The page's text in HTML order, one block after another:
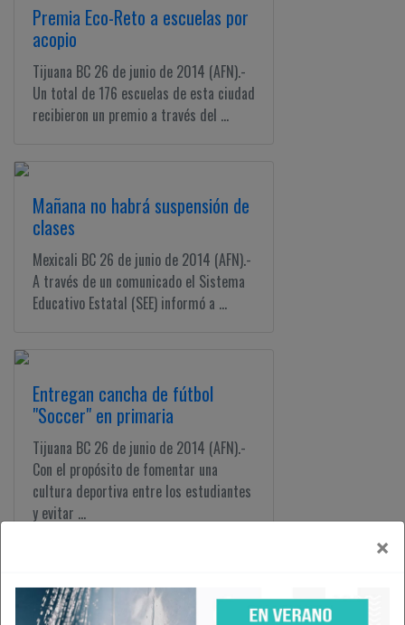
×
Premia Eco-Reto a escuelas por
acopio
Tijuana BC 26 de junio de 2014 (AFN).-
Un total de 176 escuelas de esta ciudad
recibieron un premio a través del ...
Mañana no habrá suspensión de
clases
Mexicali BC 26 de junio de 2014 (AFN).-
A través de un comunicado el Sistema
Educativo Estatal (SEE) informó a ...
Entregan cancha de fútbol
"Soccer" en primaria
Tijuana BC 26 de junio de 2014 (AFN).-
Con el propósito de fomentar una
cultura deportiva entre los estudiantes
y evitar ...
Ofrecen becas para próximo